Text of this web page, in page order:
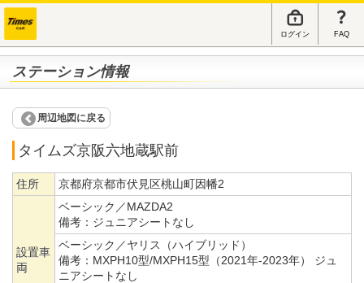
ログイン FAQ
ステーション情報
周辺地図に戻る
タイムズ京阪六地蔵駅前
住所 京都府京都市伏見区桃山町因幡2
設置車
両
ベーシック／MAZDA2
備考： ジュニアシートなし
ベーシック／ヤリス（ハイブリッド）
備考： MXPH10型/MXPH15型（2021年-2023年） ジュ
ニアシートなし